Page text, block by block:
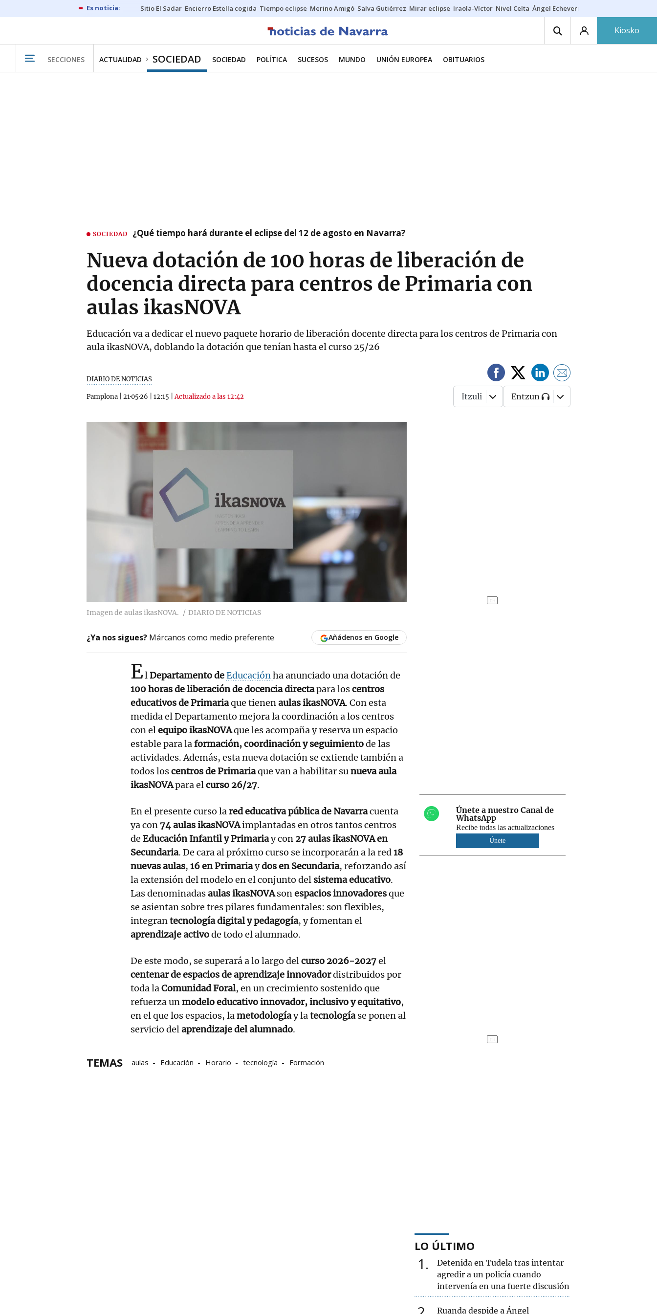
Sitio El Sadar Encierro Estella cogida Tiempo eclipse Merino Amigó Salva Gutiérrez Mirar eclipse Iraola-Víctor Nivel Celta Ángel Echeverría
Kiosko
SECCIONES ACTUALIDAD SOCIEDAD SOCIEDAD POLÍTICA SUCESOS MUNDO UNIÓN EUROPEA OBITUARIOS
SOCIEDAD ¿Qué tiempo hará durante el eclipse del 12 de agosto en Navarra?
Nueva dotación de 100 horas de liberación de
docencia directa para centros de Primaria con
aulas ikasNOVA
Educación va a dedicar el nuevo paquete horario de liberación docente directa para los centros de Primaria con
aula ikasNOVA, doblando la dotación que tenían hasta el curso 25/26
DIARIO DE NOTICIAS
Pamplona 21·05·26 12:15 |Actualizado a las 12:42 Itzuli Entzun
Imagen de aulas ikasNOVA. DIARIO DE NOTICIAS
¿Ya nos sigues? Márcanos como medio preferente Añádenos en Google
ElDepartamento deEducaciónha anunciado una dotación de
100 horas de liberación de docencia directapara loscentros
educativos de Primariaque tienenaulas ikasNOVA. Con esta
medida el Departamento mejora la coordinación a los centros
con elequipo ikasNOVAque les acompaña y reserva un espacio
estable para laformación, coordinación y seguimientode las
actividades. Además, esta nueva dotación se extiende también a
todos loscentros de Primariaque van a habilitar sunueva aula
ikasNOVApara elcurso 26/27.
En el presente curso lared educativa pública de Navarracuenta
ya con 74 aulas ikasNOVAimplantadas en otros tantos centros
de Educación Infantil y Primariay con 27 aulas ikasNOVA en
Secundaria. De cara al próximo curso se incorporarán a la red18
nuevas aulas, 16 en Primariaydos en Secundaria, reforzando así
la extensión del modelo en el conjunto del sistema educativo.
Las denominadasaulas ikasNOVAsonespacios innovadoresque
se asientan sobre tres pilares fundamentales: son flexibles,
integrantecnología digital y pedagogía, y fomentan el
aprendizaje activode todo el alumnado.
De este modo, se superará a lo largo delcurso 2026-2027el
centenar de espacios de aprendizaje innovadordistribuidos por
toda laComunidad Foral, en un crecimiento sostenido que
refuerza unmodelo educativo innovador, inclusivo y equitativo,
en el que los espacios, lametodologíay latecnologíase ponen al
servicio delaprendizaje del alumnado.
TEMAS aulas Educación Horario tecnología Formación
Únete a nuestro Canal de
WhatsApp
Recibe todas las actualizaciones
Únete
LO ÚLTIMO
1
Detenida en Tudela tras intentar
agredir a un policía cuando
intervenía en una fuerte discusión
Ruanda despide a Ángel